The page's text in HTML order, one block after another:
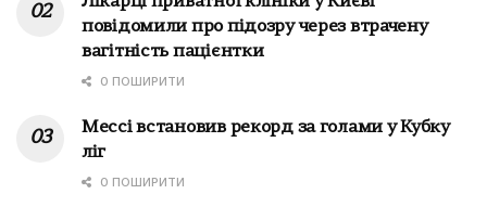
повідомили про підозру через втрачену
вагітність пацієнтки
0 ПОШИРИТИ
Мессі встановив рекорд за голами у Кубку
ліг
0 ПОШИРИТИ